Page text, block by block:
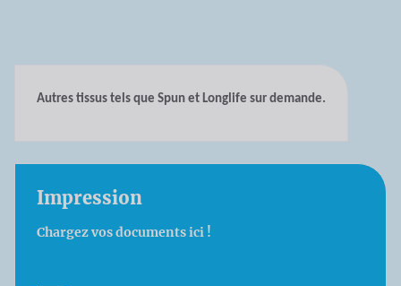
Autres tissus tels que Spun et Longlife sur demande.
Impression
Chargez vos documents ici !